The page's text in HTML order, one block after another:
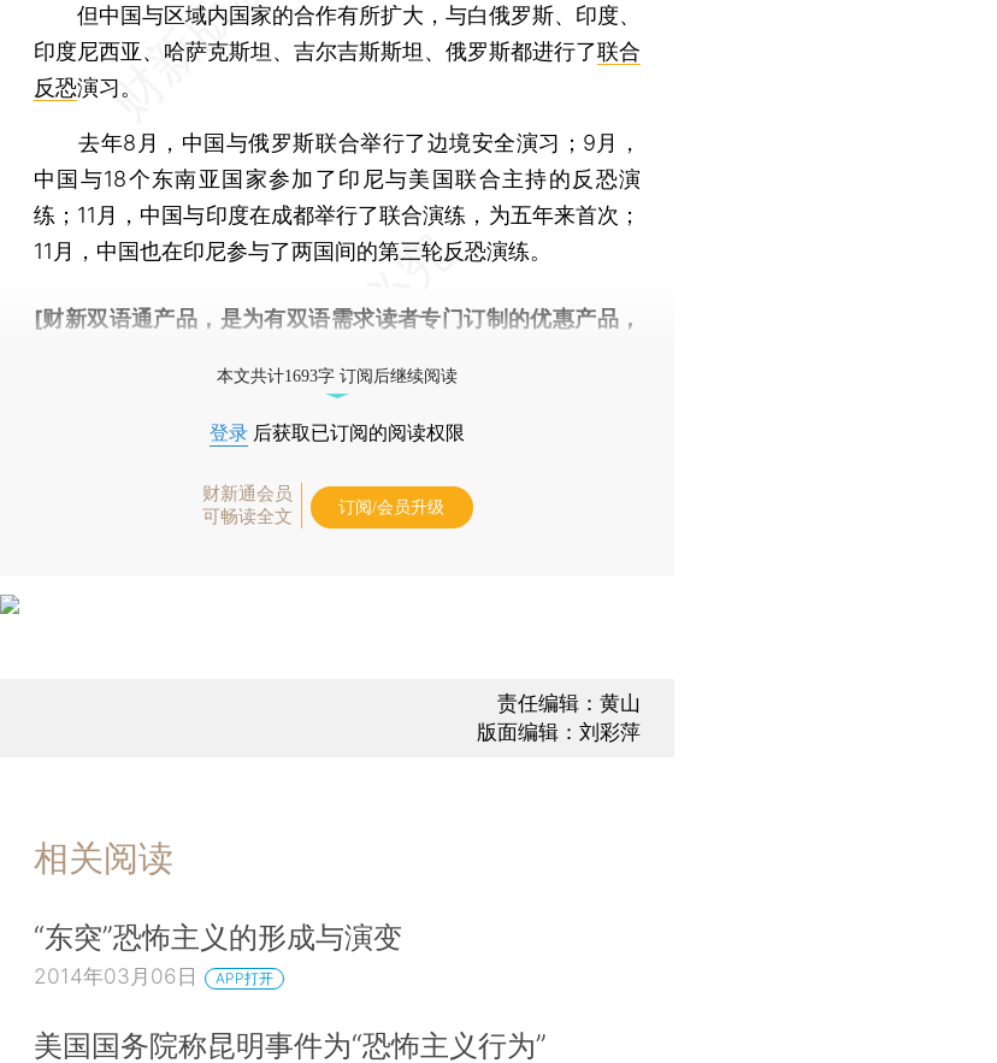
但中国与区域内国家的合作有所扩大，与白俄罗斯、印度、
印度尼西亚、哈萨克斯坦、吉尔吉斯斯坦、俄罗斯都进行了联合
反恐演习。
去年8月，中国与俄罗斯联合举行了边境安全演习；9月，
中国与18个东南亚国家参加了印尼与美国联合主持的反恐演
练；11月，中国与印度在成都举行了联合演练，为五年来首次；
11月，中国也在印尼参与了两国间的第三轮反恐演练。
[财新双语通产品，是为有双语需求读者专门订制的优惠产品，
本文共计1693字 订阅后继续阅读
登录 后获取已订阅的阅读权限
财新通会员
可畅读全文
订阅/会员升级
责任编辑：黄山
版面编辑：刘彩萍
相关阅读
“东突”恐怖主义的形成与演变
2014年03月06日 APP打开
美国国务院称昆明事件为“恐怖主义行为”